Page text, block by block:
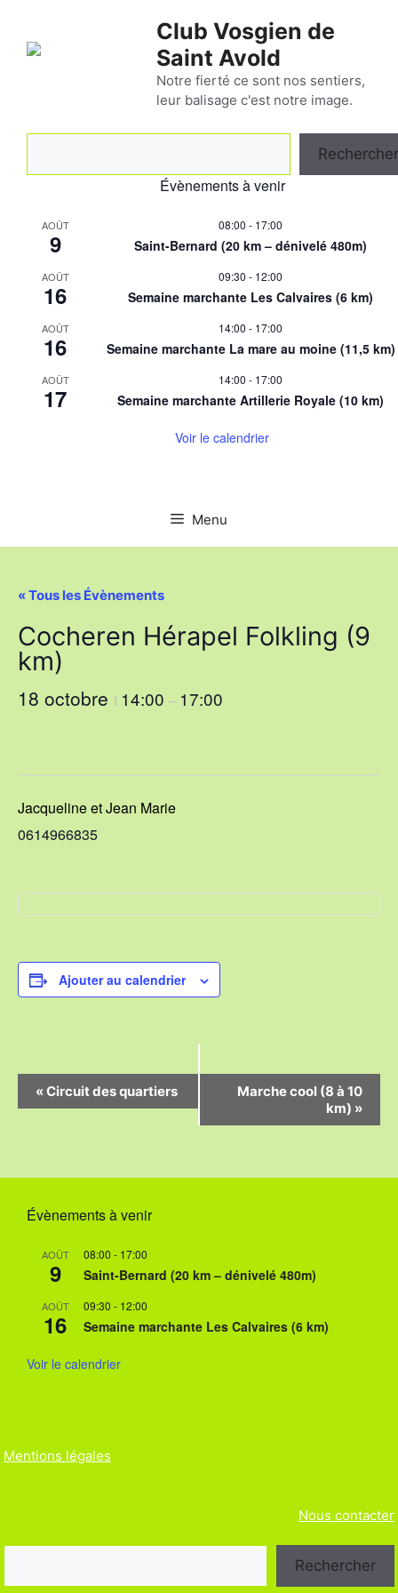
contenu
Club Vosgien de
Saint Avold
Notre fierté ce sont nos sentiers,
leur balisage c'est notre image.
Rechercher
Évènements à venir
AOÛT
9
08:00 - 17:00
Saint-Bernard (20 km – dénivelé 480m)
AOÛT
16
09:30 - 12:00
Semaine marchante Les Calvaires (6 km)
AOÛT
16
14:00 - 17:00
Semaine marchante La mare au moine (11,5 km)
AOÛT
17
14:00 - 17:00
Semaine marchante Artillerie Royale (10 km)
Voir le calendrier
Menu
« Tous les Évènements
Cocheren Hérapel Folkling (9
km)
18 octobre I 14:00 – 17:00
Jacqueline et Jean Marie
0614966835
Ajouter au calendrier
a
i
g
n
è
m
«Circuit des quartiers
Marche cool (8 à 10
km) »
Évènements à venir
AOÛT
9
08:00 - 17:00
Saint-Bernard (20 km – dénivelé 480m)
AOÛT
16
09:30 - 12:00
Semaine marchante Les Calvaires (6 km)
Voir le calendrier
Mentions légales
Nous contacter
Rechercher